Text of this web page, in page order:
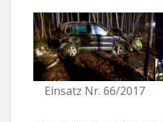
Einsatz Nr. 66/2017